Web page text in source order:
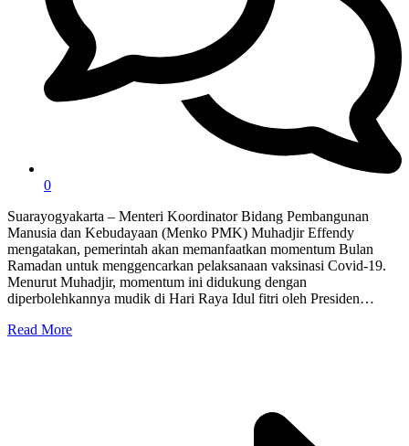
0
Suarayogyakarta – Menteri Koordinator Bidang Pembangunan
Manusia dan Kebudayaan (Menko PMK) Muhadjir Effendy
mengatakan, pemerintah akan memanfaatkan momentum Bulan
Ramadan untuk menggencarkan pelaksanaan vaksinasi Covid-19.
Menurut Muhadjir, momentum ini didukung dengan
diperbolehkannya mudik di Hari Raya Idul fitri oleh Presiden…
Read More